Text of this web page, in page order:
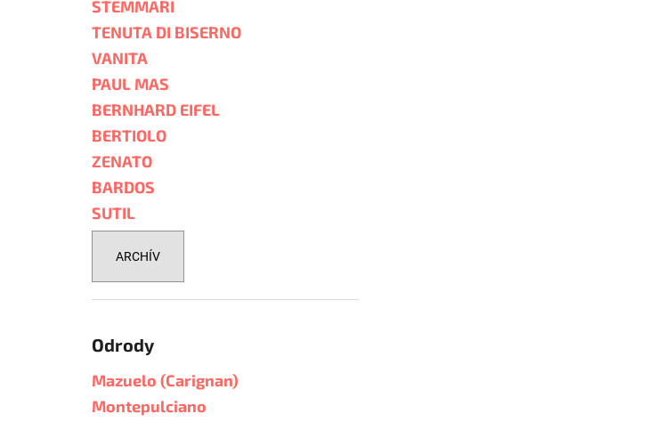
STEMMARI
TENUTA DI BISERNO
VANITA
PAUL MAS
BERNHARD EIFEL
BERTIOLO
ZENATO
BARDOS
SUTIL
ARCHÍV
Odrody
Mazuelo (Carignan)
Montepulciano